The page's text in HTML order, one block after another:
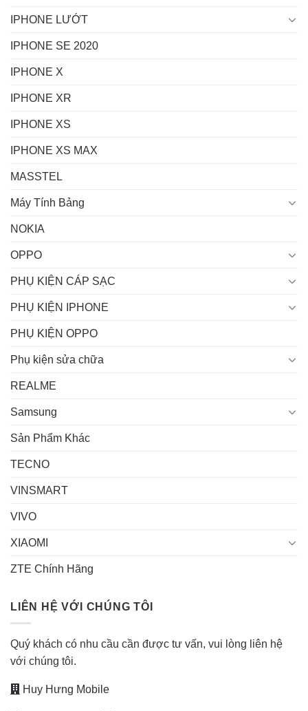
IPHONE LƯỚT
IPHONE SE 2020
IPHONE X
IPHONE XR
IPHONE XS
IPHONE XS MAX
MASSTEL
Máy Tính Bảng
NOKIA
OPPO
PHỤ KIỆN CÁP SẠC
PHỤ KIỆN IPHONE
PHỤ KIỆN OPPO
Phụ kiện sửa chữa
REALME
Samsung
Sản Phẩm Khác
TECNO
VINSMART
VIVO
XIAOMI
ZTE Chính Hãng
LIÊN HỆ VỚI CHÚNG TÔI
Quý khách có nhu cầu cần được tư vấn, vui lòng liên hệ
với chúng tôi.
Huy Hưng Mobile